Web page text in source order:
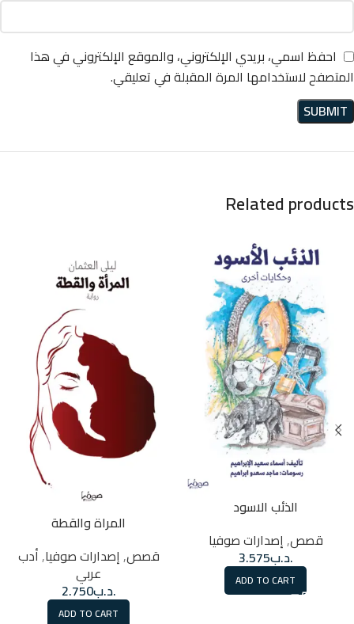
احفظ اسمي، بريدي الإلكتروني، والموقع الإلكتروني في هذا
المتصفح لاستخدامها المرة المقبلة في تعليقي.
Related products
الذئب الاسود
قصص,إصدارات صوفيا
.د.ب3.575
ADD TO CART
المراة والقطة
قصص,إصدارات صوفيا,أدب
عربي
.د.ب2.750
ADD TO CART